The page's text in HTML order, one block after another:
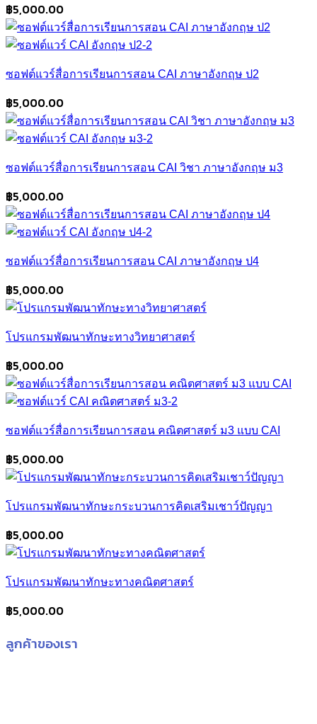
฿5,000.00
ซอฟต์แวร์สื่อการเรียนการสอน CAI ภาษาอังกฤษ ป2
฿5,000.00
ซอฟต์แวร์สื่อการเรียนการสอน CAI วิชา ภาษาอังกฤษ ม3
฿5,000.00
ซอฟต์แวร์สื่อการเรียนการสอน CAI ภาษาอังกฤษ ป4
฿5,000.00
โปรแกรมพัฒนาทักษะทางวิทยาศาสตร์
฿5,000.00
ซอฟต์แวร์สื่อการเรียนการสอน คณิตศาสตร์ ม3 แบบ CAI
฿5,000.00
โปรแกรมพัฒนาทักษะกระบวนการคิดเสริมเชาว์ปัญญา
฿5,000.00
โปรแกรมพัฒนาทักษะทางคณิตศาสตร์
฿5,000.00
ลูกค้าของเรา